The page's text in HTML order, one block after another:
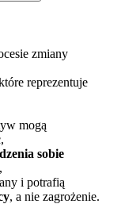
zmiany
reprezentuje
mogą
sobie
i potrafią
, a nie zagrożenie.